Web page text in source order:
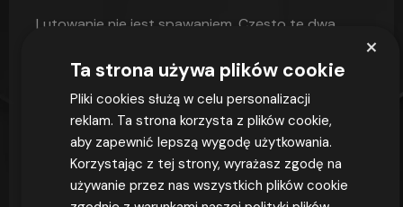
Lutowanie nie jest spawaniem. Często te dwa
różne procesy produkcyjne. Różni je temperatura,
prócz materiału dodatkowego topią się również
brzegi elementów spawanych. Zaletą lutowania
jest jednak to, że można w ten sposób połączyć
ze sobą materiały o różnych właściwościach, np.
stal z ceramiką, czego nie uzyskamy tradycyjnymi
×
Ta strona używa plików cookie
Pliki cookies służą w celu personalizacji
reklam. Ta strona korzysta z plików cookie,
aby zapewnić lepszą wygodę użytkowania.
Korzystając z tej strony, wyrażasz zgodę na
używanie przez nas wszystkich plików cookie